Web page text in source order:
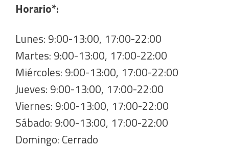
Horario*:
Lunes: 9:00-13:00, 17:00-22:00
Martes: 9:00-13:00, 17:00-22:00
Miércoles: 9:00-13:00, 17:00-22:00
Jueves: 9:00-13:00, 17:00-22:00
Viernes: 9:00-13:00, 17:00-22:00
Sábado: 9:00-13:00, 17:00-22:00
Domingo: Cerrado